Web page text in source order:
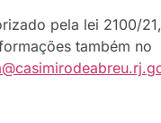
pela lei 2100/
também no